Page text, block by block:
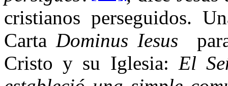
cristianos perseguidos.
CartaDominus Iesus
Cristo y su Iglesia: El